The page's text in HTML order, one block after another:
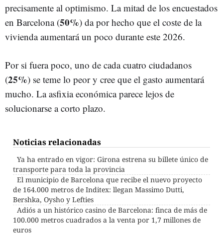
precisamente al optimismo. La mitad de los encuestados
en Barcelona (50%) da por hecho que el coste de la
vivienda aumentará un poco durante este 2026.
Por si fuera poco, uno de cada cuatro ciudadanos
(25%) se teme lo peor y cree que el gasto aumentará
mucho. La asfixia económica parece lejos de
solucionarse a corto plazo.
Noticias relacionadas
Ya ha entrado en vigor: Girona estrena su billete único de
transporte para toda la provincia
El municipio de Barcelona que recibe el nuevo proyecto
de 164.000 metros de Inditex: llegan Massimo Dutti,
Bershka, Oysho y Lefties
Adiós a un histórico casino de Barcelona: finca de más de
100.000 metros cuadrados a la venta por 1,7 millones de
euros